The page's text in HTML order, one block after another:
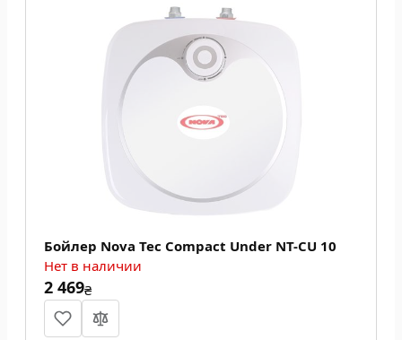
Бойлер Nova Tec Compact Under NT-CU 10
Нет в наличии
2 469₴